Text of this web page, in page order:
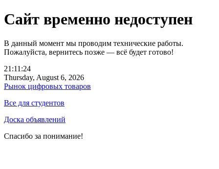
Сайт временно недоступен
В данный момент мы проводим технические работы.
Пожалуйста, вернитесь позже — всё будет готово!
21:11:24
Thursday, August 6, 2026
Рынок цифровых товаров
Все для студентов
Доска объявлений
Спасибо за понимание!